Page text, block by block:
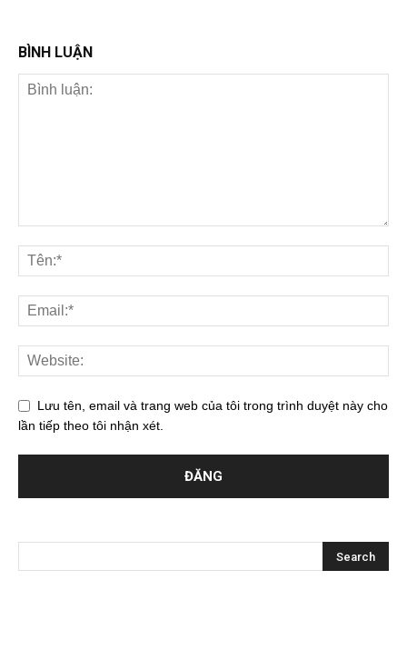
BÌNH LUẬN
Lưu tên, email và trang web của tôi trong trình duyệt này cho
lần tiếp theo tôi nhận xét.